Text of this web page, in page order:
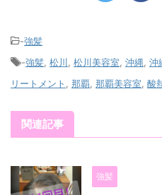
-強髪
-強髪 松川 松川美容室 沖縄 沖
リートメント
那覇 那覇美容室 酸
関連記事
強髪